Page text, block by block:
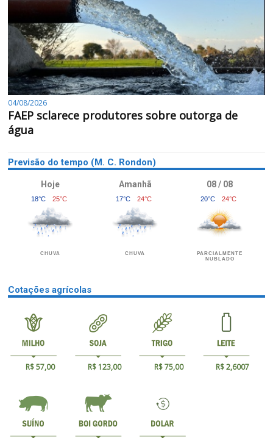
04/08/2026
FAEP sclarece produtores sobre outorga de
água
Previsão do tempo (M. C. Rondon)
Hoje
18°C 25°C
CHUVA
Amanhã
17°C 24°C
CHUVA
08 / 08
20°C 24°C
PARCIALMENTE
NUBLADO
Cotações agrícolas
R$ 57,00 R$ 123,00 R$ 75,00 R$ 2,6007